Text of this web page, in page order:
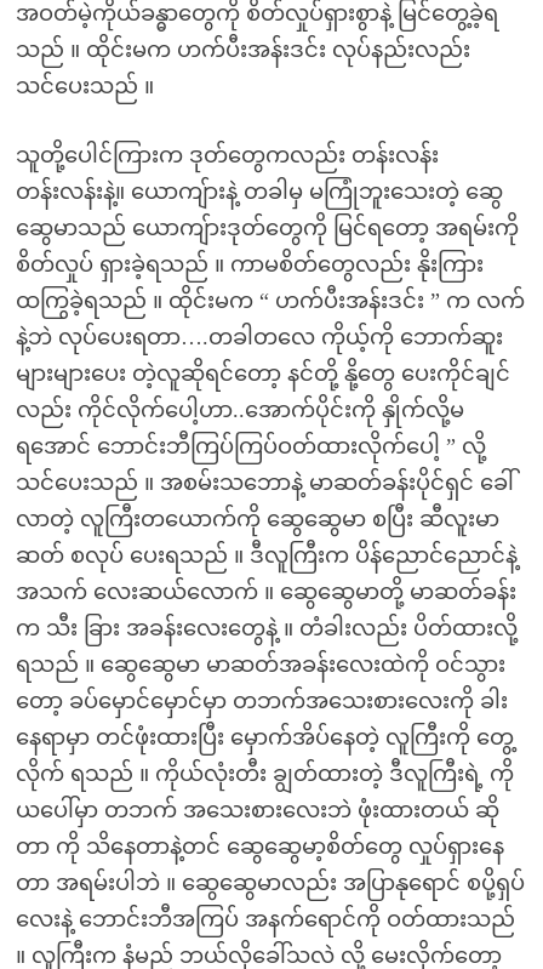
အဝတ်မဲ့ကိုယ်ခန္ဓာတွေကို စိတ်လှုပ်ရှားစွာနဲ့ မြင်တွေ့ခဲ့ရ
သည် ။ ထိုင်းမက ဟက်ပီးအန်းဒင်း လုပ်နည်းလည်း
သင်ပေးသည် ။
သူတို့ပေါင်ကြားက ဒုတ်တွေကလည်း တန်းလန်း
တန်းလန်းနဲ့။ ယောကျ်ားနဲ့ တခါမှ မကြုံဘူးသေးတဲ့ ဆွေ
ဆွေမာသည် ယောကျ်ားဒုတ်တွေကို မြင်ရတော့ အရမ်းကို
စိတ်လှုပ် ရှားခဲ့ရသည် ။ ကာမစိတ်တွေလည်း နိုးကြား
ထကြွခဲ့ရသည် ။ ထိုင်းမက “ ဟက်ပီးအန်းဒင်း ” က လက်
နဲ့ဘဲ လုပ်ပေးရတာ….တခါတလေ ကိုယ့်ကို ဘောက်ဆူး
များများပေး တဲ့လူဆိုရင်တော့ နင်တို့ နို့တွေ ပေးကိုင်ချင်
လည်း ကိုင်လိုက်ပေါ့ဟာ..အောက်ပိုင်းကို နှိုက်လို့မ
ရအောင် ဘောင်းဘီကြပ်ကြပ်ဝတ်ထားလိုက်ပေါ့ ” လို့
သင်ပေးသည် ။ အစမ်းသဘောနဲ့ မာဆတ်ခန်းပိုင်ရှင် ခေါ်
လာတဲ့ လူကြီးတယောက်ကို ဆွေဆွေမာ စပြီး ဆီလူးမာ
ဆတ် စလုပ် ပေးရသည် ။ ဒီလူကြီးက ပိန်ညောင်ညောင်နဲ့
အသက် လေးဆယ်လောက် ။ ဆွေဆွေမာတို့ မာဆတ်ခန်း
က သီး ခြား အခန်းလေးတွေနဲ့ ။ တံခါးလည်း ပိတ်ထားလို့
ရသည် ။ ဆွေဆွေမာ မာဆတ်အခန်းလေးထဲကို ဝင်သွား
တော့ ခပ်မှောင်မှောင်မှာ တဘက်အသေးစားလေးကို ခါး
နေရာမှာ တင်ဖုံးထားပြီး မှောက်အိပ်နေတဲ့ လူကြီးကို တွေ့
လိုက် ရသည် ။ ကိုယ်လုံးတီး ချွတ်ထားတဲ့ ဒီလူကြီးရဲ့ ကို
ယပေါ်မှာ တဘက် အသေးစားလေးဘဲ ဖုံးထားတယ် ဆို
တာ ကို သိနေတာနဲ့တင် ဆွေဆွေမာ့စိတ်တွေ လှုပ်ရှားနေ
တာ အရမ်းပါဘဲ ။ ဆွေဆွေမာလည်း အပြာနုရောင် စပို့ရှပ်
လေးနဲ့ ဘောင်းဘီအကြပ် အနက်ရောင်ကို ဝတ်ထားသည်
။ လူကြီးက နံမည် ဘယ်လိုခေါ်သလဲ လို့ မေးလိုက်တော့